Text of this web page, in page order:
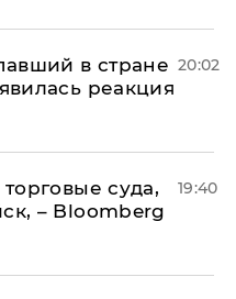
в стране
реакция
20:02
суда,
– Bloomberg
19:40